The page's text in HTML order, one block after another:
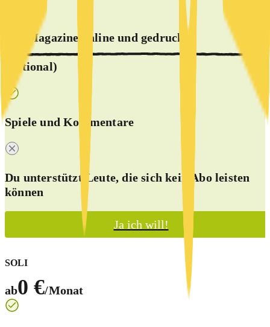
SOLI
ab0 €/Monat
alle Magazine online und gedruckt
(optional)
Spiele und Kommentare
Du unterstützt Leute, die sich kein Abo leisten
können
Ja ich will!